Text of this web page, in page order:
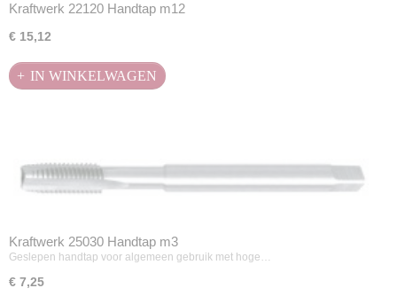
Kraftwerk 22120 Handtap m12
€ 15,12
IN WINKELWAGEN
Kraftwerk 25030 Handtap m3
Geslepen handtap voor algemeen gebruik met hoge…
€ 7,25